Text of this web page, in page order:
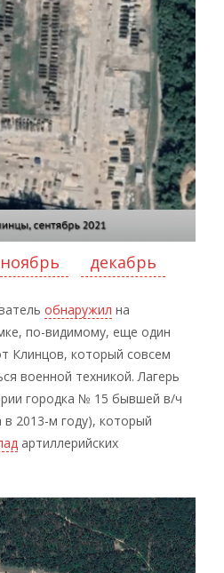
ноябрь декабрь
обнаружил на
по-видимому, еще один
Клинцов, который совсем
военной техникой. Лагерь
городка № 15 бывшей в/ч
2013-м году), который
артиллерийских